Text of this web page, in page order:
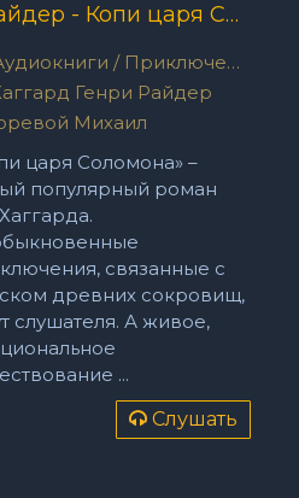
Хаггард Генри Райдер - Копи царя Соломона
/ Приключения
Генри Райдер
Михаил
царя Соломона» –
популярный роман
связанные с
древних сокровищ,
слушателя. А живое,
...
Слушать